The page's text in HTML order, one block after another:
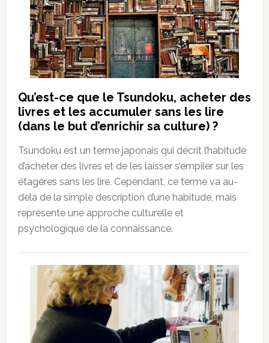
Qu’est-ce que le Tsundoku, acheter des
livres et les accumuler sans les lire
(dans le but d’enrichir sa culture) ?
Tsundoku est un terme japonais qui décrit l’habitude
d’acheter des livres et de les laisser s’empiler sur les
étagères sans les lire. Cependant, ce terme va au-
delà de la simple description d’une habitude, mais
représente une approche culturelle et
psychologique de la connaissance.